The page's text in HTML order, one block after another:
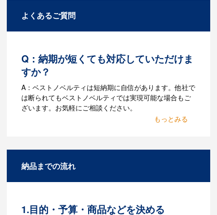
よくあるご質問
Q：納期が短くても対応していただけま
すか？
A：ベストノベルティは短納期に自信があります。他社で
は断られてもベストノベルティでは実現可能な場合もご
ざいます。お気軽にご相談ください。
があります。Adobe illustratorのaiファイ
納品までの流れ
1.目的・予算・商品などを決める